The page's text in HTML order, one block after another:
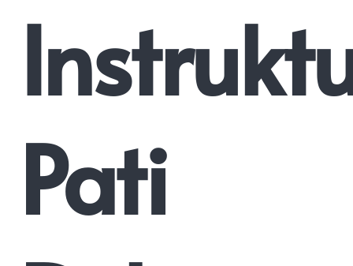
Pati